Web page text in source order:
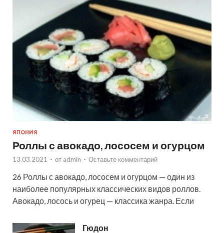
ЯПОНИЯ
Роллы с авокадо, лососем и огурцом
13.03.2021 - от admin - Оставьте комментарий
26 Роллы с авокадо, лососем и огурцом — один из
наиболее популярных классических видов роллов.
Авокадо, лосось и огурец — классика жанра. Если
Гюдон